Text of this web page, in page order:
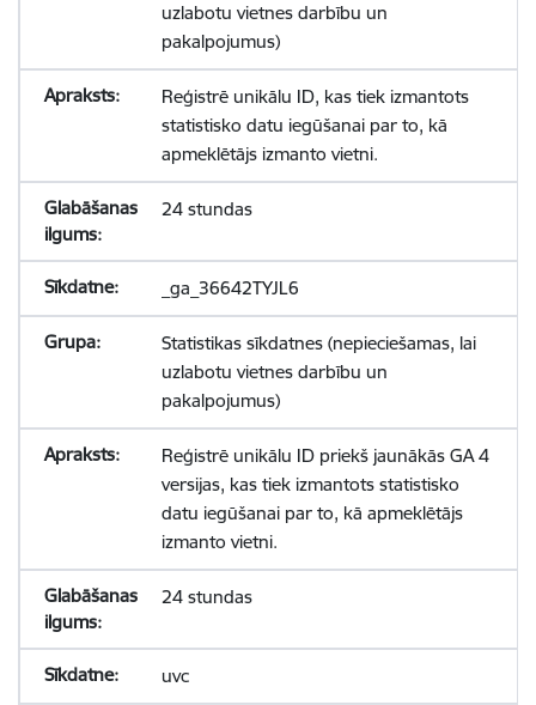
uzlabotu vietnes darbību un
pakalpojumus)
Reģistrē unikālu ID, kas tiek izmantots
statistisko datu iegūšanai par to, kā
apmeklētājs izmanto vietni.
24 stundas
_ga_36642TYJL6
Statistikas sīkdatnes (nepieciešamas, lai
uzlabotu vietnes darbību un
pakalpojumus)
Reģistrē unikālu ID priekš jaunākās GA 4
versijas, kas tiek izmantots statistisko
datu iegūšanai par to, kā apmeklētājs
izmanto vietni.
24 stundas
uvc